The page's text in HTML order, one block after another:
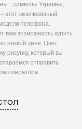
., символы Украины,
этот эксклюзивный
телефона.
вам возможность купить
низкой цене. Цвет
рисунку, который вы
отправить
оператора.